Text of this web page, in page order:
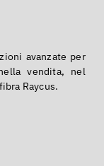
avanzate per
vendita, nel
Raycus.